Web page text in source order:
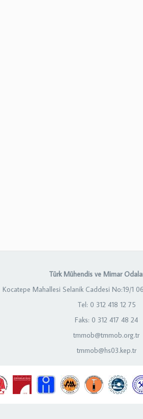
Türk Mühendis ve Mimar
Kocatepe Mahallesi Selanik Caddesi No:19/1
Tel: 0 312 418 12 75
Faks: 0 312 417 48 24
tmmob@tmmob.org.tr
tmmob@hs03.kep.tr